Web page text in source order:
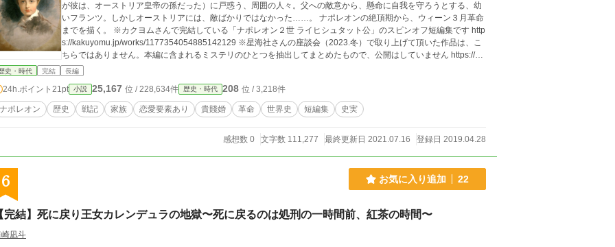
が彼は、オーストリア皇帝の孫だった）に戸惑う、周囲の人々。父への敵意から、懸命に自我を守ろうとする、幼
いフランツ。しかしオーストリアには、敵ばかりではなかった……。 ナポレオンの絶頂期から、ウィーン３月革命
までを描く。 ※カクヨムさんで完結している「ナポレオン２世 ライヒシュタット公」のスピンオフ短編集です http
s://kakuyomu.jp/works/1177354054885142129 ※星海社さんの座談会（2023.冬）で取り上げて頂いた作品は、こ
ちらではありません。本編に含まれるミステリのひとつを抽出してまとめたもので、公開はしていません https://sai
史・時代 完結 長編
24h.ポイント 21pt 小説 25,167 位 / 228,634件 歴史・時代 208 位 / 3,218件
ナポレオン 歴史 戦記 家族 恋愛要素あり 貴賤婚 革命 世界史 短編集 史実
感想数 0 文字数 111,277 最終更新日 2021.07.16 登録日 2019.04.28
6 お気に入り追加 22
完結】死に戻り王女カレンデュラの地獄〜死に戻るのは処刑の一時間前、紅茶の時間〜
凪斗